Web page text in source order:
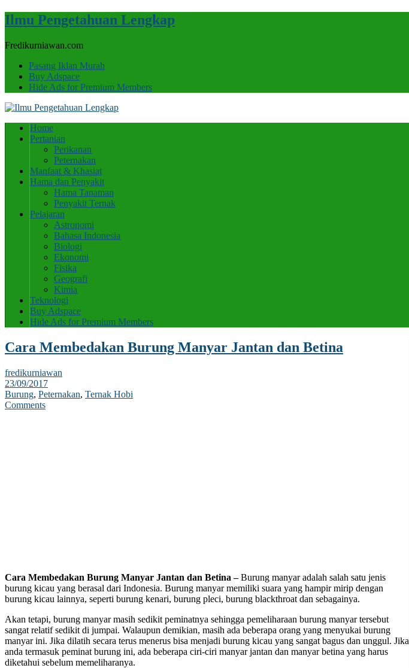
Ilmu Pengetahuan Lengkap
Fredikurniawan.com
Pasang Iklan Murah
Buy Adspace
Hide Ads for Premium Members
Home
Pertanian
Perikanan
Peternakan
Manfaat & Khasiat
Hama dan Penyakit
Hama Tanaman
Penyakit Ternak
Pelajaran
Astronomi
Bahasa Indonesia
Biologi
Ekonomi
Fisika
Geografi
Kimia
Teknologi
Buy Adspace
Hide Ads for Premium Members
Cara Membedakan Burung Manyar Jantan dan Betina
fredikurniawan
23/09/2017
Burung, Peternakan, Ternak Hobi
Comments
Cara Membedakan Burung Manyar Jantan dan Betina –Burung manyar adalah salah satu jenis
burung kicau yang berasal dari Indonesia. Burung manyar memiliki suara yang hampir mirip dengan
burung kicau lainnya, seperti burung kenari, burung pleci, burung blackthroat dan sebagainya.
Akan tetapi, burung manyar masih sedikit peminatnya sehingga pemeliharaan burung manyar tersebut
sangat relatif sedikit di jumpai. Walaupun demikian, masih ada beberapa orang yang menyukai burung
manyar ini. Jika dilatih secara terus menerus bisa menjadi burung kicau yang sangat bagus dan unggul. Jika
anda termasuk peminat burung ini, ada beberapa ciri-ciri manyar jantan dan manyar betina yang harus
diketahui sebelum memeliharanya.